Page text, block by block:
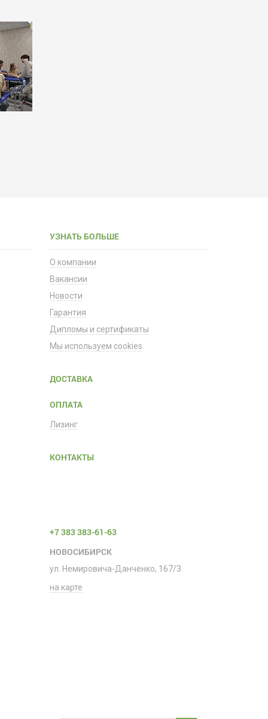
УЗНАТЬ БОЛЬШЕ
О компании
Вакансии
Новости
Гарантия
Дипломы и сертификаты
Мы используем cookies
ДОСТАВКА
ОПЛАТА
Лизинг
КОНТАКТЫ
+7 383 383-61-63
НОВОСИБИРСК
ул. Немировича-Данченко, 167/3
на карте